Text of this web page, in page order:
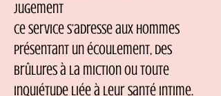
jugement
Ce service s’adresse aux hommes
présentant un écoulement, des
brûlures à la miction ou toute
inquiétude liée à leur santé intime.